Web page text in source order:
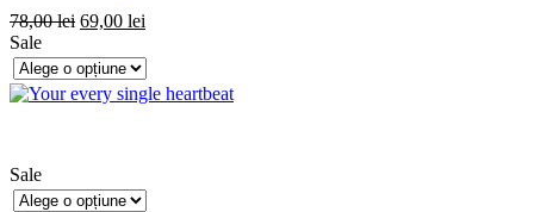
78,00lei 69,00 lei
Sale
Sale